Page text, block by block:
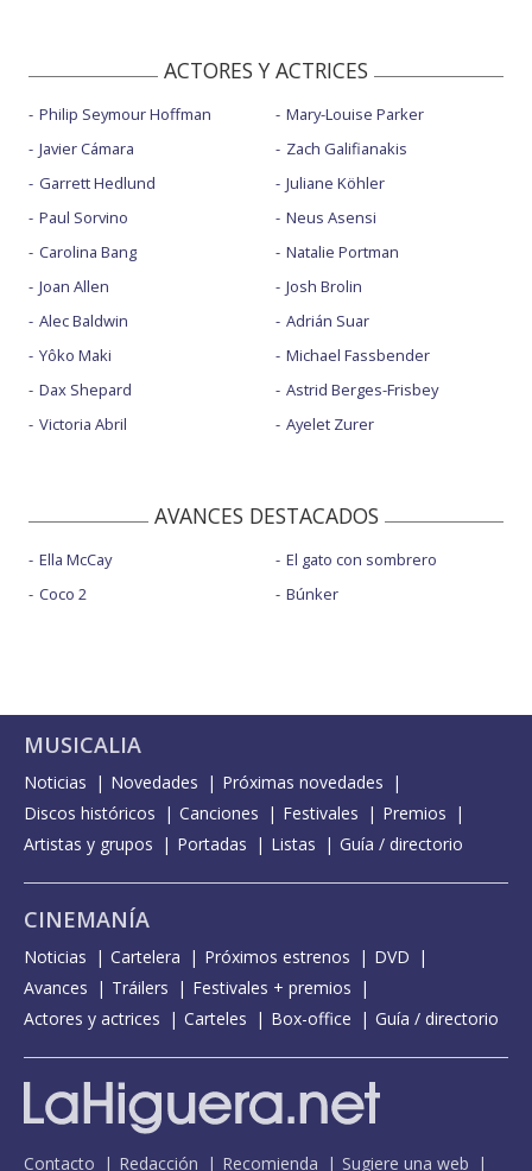
ACTORES Y ACTRICES
Philip Seymour Hoffman
Javier Cámara
Garrett Hedlund
Paul Sorvino
Carolina Bang
Joan Allen
Alec Baldwin
Yôko Maki
Dax Shepard
Victoria Abril
Mary-Louise Parker
Zach Galifianakis
Juliane Köhler
Neus Asensi
Natalie Portman
Josh Brolin
Adrián Suar
Michael Fassbender
Astrid Berges-Frisbey
Ayelet Zurer
AVANCES DESTACADOS
Ella McCay
Coco 2
El gato con sombrero
Búnker
MUSICALIA
Noticias Novedades
Próximas novedades
Discos históricos
Canciones Festivales
Premios
Artistas y grupos
Portadas Listas Guía / directorio
CINEMANÍA
Noticias Cartelera Próximos estrenos
DVD
Avances
Tráilers
Festivales + premios
Actores y actrices
Carteles Box-office Guía / directorio
Contacto Redacción Recomienda Sugiere una web